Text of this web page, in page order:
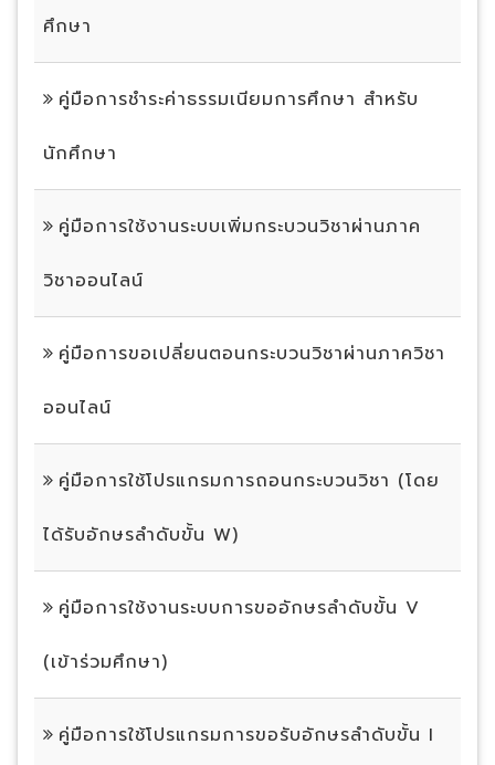
ศึกษา
คู่มือการชำระค่าธรรมเนียมการศึกษา สำหรับ
นักศึกษา
คู่มือการใช้งานระบบเพิ่มกระบวนวิชาผ่านภาค
วิชาออนไลน์
คู่มือการขอเปลี่ยนตอนกระบวนวิชาผ่านภาควิชา
ออนไลน์
คู่มือการใช้โปรแกรมการถอนกระบวนวิชา (โดย
ได้รับอักษรลำดับขั้น W)
คู่มือการใช้งานระบบการขออักษรลำดับขั้น V
(เข้าร่วมศึกษา)
คู่มือการใช้โปรแกรมการขอรับอักษรลำดับขั้น I